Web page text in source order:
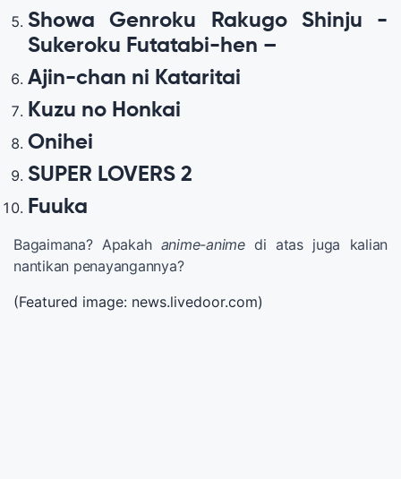
Showa Genroku Rakugo Shinju -
Sukeroku Futatabi-hen –
Ajin-chan ni Kataritai
Kuzu no Honkai
Onihei
SUPER LOVERS 2
Fuuka
Bagaimana? Apakah anime-animedi atas juga kalian
nantikan penayangannya?
(Featured image: news.livedoor.com)